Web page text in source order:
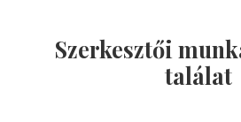
Szerkesztői
találat